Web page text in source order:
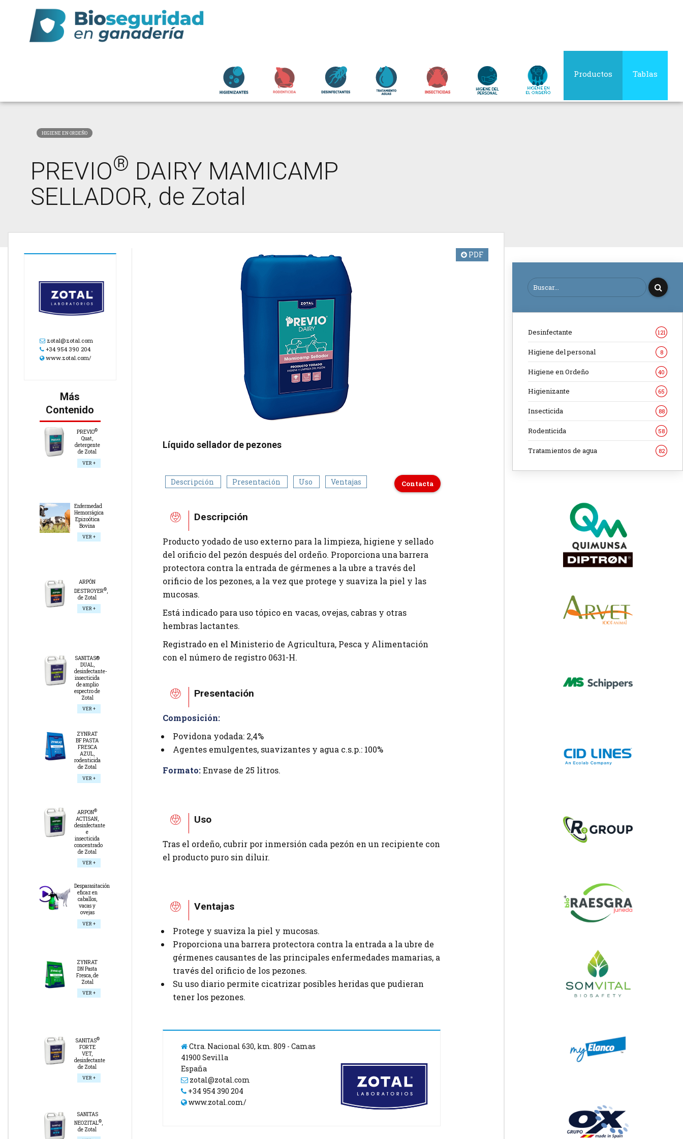
Productos Tablas
HIGIENE EN ORDEÑO
PREVIO® DAIRY MAMICAMP
SELLADOR, de Zotal
PDF
zotal@zotal.com
+34 954 390 204
www.zotal.com/
Más
Contenido
PREVIO®
Quat,
detergente
de Zotal
VER +
Enfermedad
Hemorrágica
Epizoótica
Bovina
VER +
ARPÓN
DESTROYER®,
de Zotal
VER +
SANITAS®
DUAL,
desinfectante-
insecticida
de amplio
espectro de
Zotal
VER +
ZYNRAT
BF PASTA
FRESCA
AZUL,
rodenticida
de Zotal
VER +
ARPON®
ACTISAN,
desinfectante
e
insecticida
concentrado
de Zotal
VER +
Desparasitación
eficaz en
caballos,
vacas y
ovejas
VER +
ZYNRAT
DN Pasta
Fresca, de
Zotal
VER +
SANITAS®
FORTE
VET,
desinfectante
de Zotal
VER +
SANITAS
NEOZITAL®,
de Zotal
Líquido sellador de pezones
Descripción Presentación Uso Ventajas Contacta
Descripción
Producto yodado de uso externo para la limpieza, higiene y sellado
del orificio del pezón después del ordeño. Proporciona una barrera
protectora contra la entrada de gérmenes a la ubre a través del
orificio de los pezones, a la vez que protege y suaviza la piel y las
mucosas.
Está indicado para uso tópico en vacas, ovejas, cabras y otras
hembras lactantes.
Registrado en el Ministerio de Agricultura, Pesca y Alimentación
con el número de registro 0631-H.
Presentación
Composición:
Povidona yodada: 2,4%
Agentes emulgentes, suavizantes y agua c.s.p.: 100%
Formato:Envase de 25 litros.
Uso
Tras el ordeño, cubrir por inmersión cada pezón en un recipiente con
el producto puro sin diluir.
Ventajas
Protege y suaviza la piel y mucosas.
Proporciona una barrera protectora contra la entrada a la ubre de
gérmenes causantes de las principales enfermedades mamarias, a
través del orificio de los pezones.
Su uso diario permite cicatrizar posibles heridas que pudieran
tener los pezones.
Ctra. Nacional 630, km. 809 - Camas
41900 Sevilla
España
zotal@zotal.com
+34 954 390 204
www.zotal.com/
Desinfectante 121
Higiene del personal 8
Higiene en Ordeño 40
Higienizante 65
Insecticida 88
Rodenticida 58
Tratamientos de agua 82